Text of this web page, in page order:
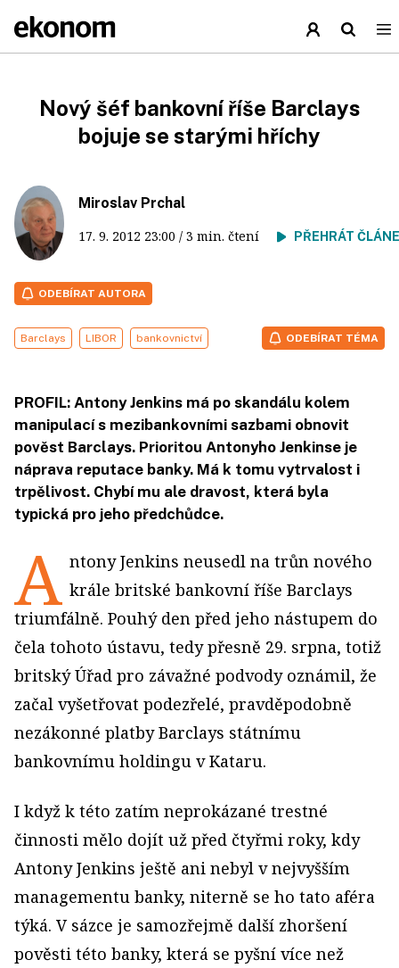
Nový šéf bankovní říše Barclays
bojuje se starými hříchy
Miroslav Prchal
17. 9. 2012 23:00 / 3 min. čtení PŘEHRÁT
ODEBÍRAT AUTORA
Barclays LIBOR bankovnictví ODEBÍRAT TÉMA
PROFIL: Antony Jenkins má po skandálu kolem
manipulací s mezibankovními sazbami obnovit
pověst Barclays. Prioritou Antonyho Jenkinse je
náprava reputace banky. Má k tomu vytrvalost i
trpělivost. Chybí mu ale dravost, která byla
typická pro jeho předchůdce.
A ntony Jenkins neusedl na trůn nového
krále britské bankovní říše Barclays
triumfálně. Pouhý den před jeho nástupem do
čela tohoto ústavu, tedy přesně 29. srpna, totiž
britský Úřad pro závažné podvody oznámil, že
začal vyšetřovat podezřelé, pravděpodobně
nezákonné platby Barclays státnímu
bankovnímu holdingu v Kataru.
I když k této zatím neprokázané trestné
činnosti mělo dojít už před čtyřmi roky, kdy
Antony Jenkins ještě ani nebyl v nejvyšším
managementu banky, niterně se ho tato aféra
týká. V sázce je samozřejmě další zhoršení
pověsti této banky, která se pyšní více než